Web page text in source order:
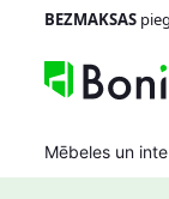
navigation
content
BEZMAKSAS
Mēbeles un